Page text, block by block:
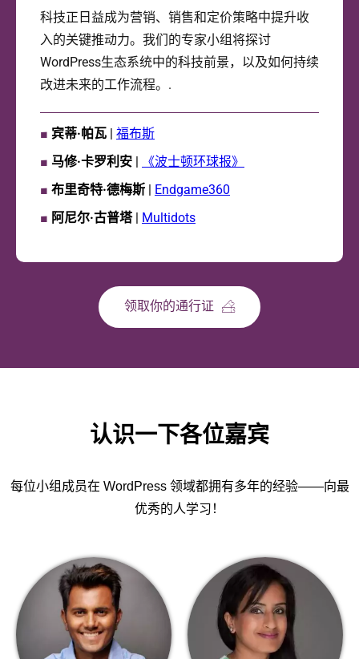
科技正日益成为营销、销售和定价策略中提升收
入的关键推动力。我们的专家小组将探讨
WordPress生态系统中的科技前景，以及如何持续
改进未来的工作流程。.
■ 宾蒂·帕瓦 | 福布斯
■ 马修·卡罗利安 |
《波士顿环球报》
■ 布里奇特·德梅斯 | Endgame360
■ 阿尼尔·古普塔| Multidots
领取你的通行证
认识一下各位嘉宾
每位小组成员在 WordPress 领域都拥有多年的经验——向最
优秀的人学习！